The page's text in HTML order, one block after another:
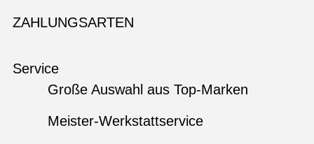
ZAHLUNGSARTEN
Service
Große Auswahl aus Top-Marken
Meister-Werkstattservice